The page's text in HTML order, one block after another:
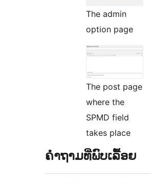
The admin
option page
The post page
where the
SPMD field
takes place
ຄຳຖາມທີ່ພົບເລື້ອຍ